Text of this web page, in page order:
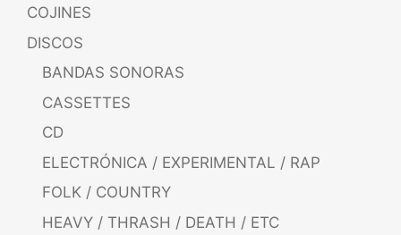
COJINES
DISCOS
BANDAS SONORAS
CASSETTES
CD
ELECTRÓNICA / EXPERIMENTAL / RAP
FOLK / COUNTRY
HEAVY / THRASH / DEATH / ETC